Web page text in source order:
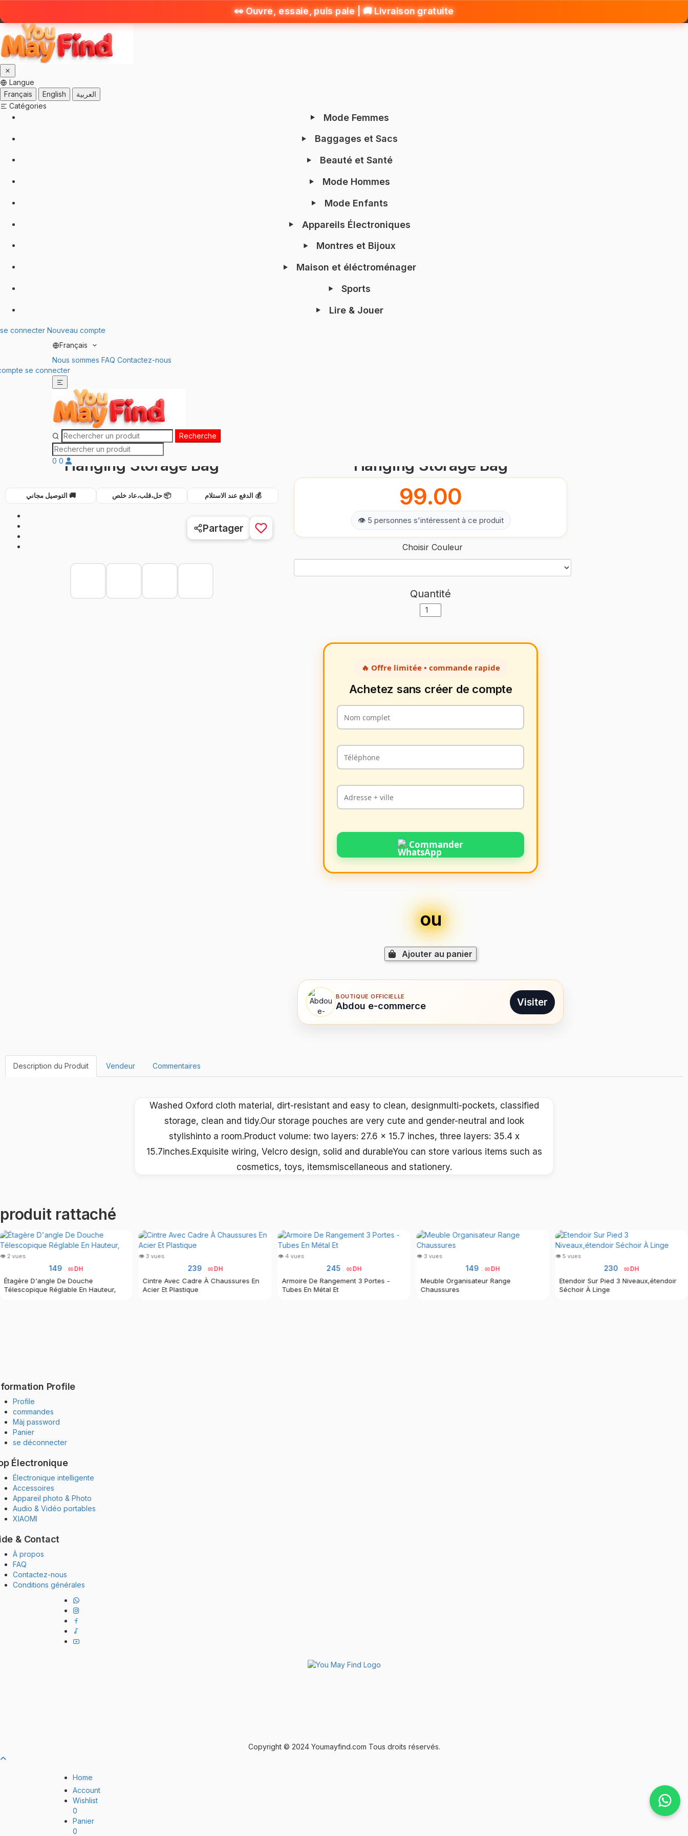
👀 Ouvre, essaie, puis paie | 🚚 Livraison gratuite
Langue
Français
English
العربية
Catégories
Mode Femmes
Baggages et Sacs
Beauté et Santé
Mode Hommes
Mode Enfants
Appareils Électroniques
Montres et Bijoux
Maison et éléctroménager
Sports
Lire & Jouer
se connecter Nouveau compte
Français
Nous sommes FAQ Contactez-nous
se connecter
Recherche
0 0 Hanging Storage Bag
🚚 التوصيل مجاني 📦 حل،قلب،عاد خلص 💰 الدفع عند الاستلام
Partager
Hanging Storage Bag
99.00
👁 5 personnes s'intéressent à ce produit
Choisir Couleur
Quantité
🔥 Offre limitée • commande rapide
Achetez sans créer de compte
Commander
ou
Ajouter au panier
BOUTIQUE OFFICIELLE
Abdou e-commerce Visiter
Description du Produit Vendeur Commentaires
Washed Oxford cloth material, dirt-resistant and easy to clean, designmulti-pockets, classified
storage, clean and tidy.Our storage pouches are very cute and gender-neutral and look
stylishinto a room.Product volume: two layers: 27.6 x 15.7 inches, three layers: 35.4 x
15.7inches.Exquisite wiring, Velcro design, solid and durableYou can store various items such as
cosmetics, toys, itemsmiscellaneous and stationery.
produit rattaché
👁 2 vues
149 . 00 DH
Étagère D'angle De Douche
Télescopique Réglable En Hauteur,
👁 3 vues
239 . 00 DH
Cintre Avec Cadre À Chaussures En
Acier Et Plastique
👁 4 vues
245 . 00 DH
Armoire De Rangement 3 Portes -
Tubes En Métal Et
👁 3 vues
149 . 00 DH
Meuble Organisateur Range
Chaussures
👁 5 vues
230 . 00 DH
Etendoir Sur Pied 3 Niveaux,étendoir
Séchoir À Linge
Profile
Profile
commandes
Màj password
Panier
se déconnecter
Électronique
Électronique intelligente
Accessoires
Appareil photo & Photo
Audio & Vidéo portables
XIAOMI
& Contact
À propos
FAQ
Contactez-nous
Conditions générales
Copyright © 2024 Youmayfind.com Tous droits réservés.
Home
Account
Wishlist
0
Panier
0